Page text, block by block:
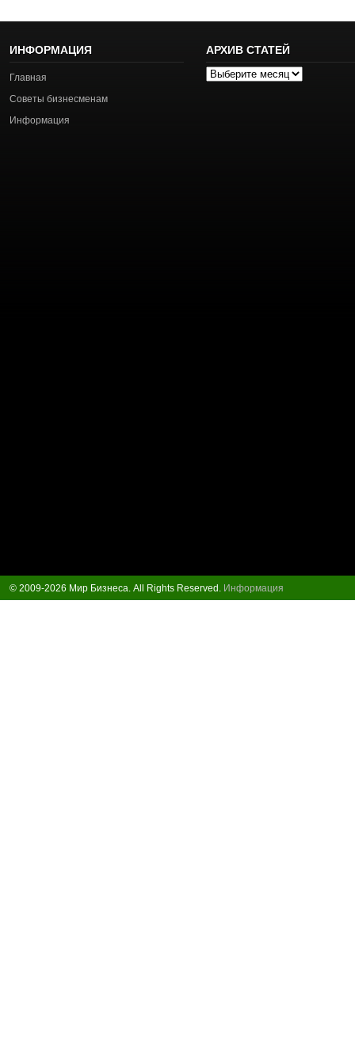
ИНФОРМАЦИЯ
Главная
Советы бизнесменам
Информация
АРХИВ СТАТЕЙ
Архив
© 2009-2026 Мир Бизнеса. All Rights Reserved. Информация